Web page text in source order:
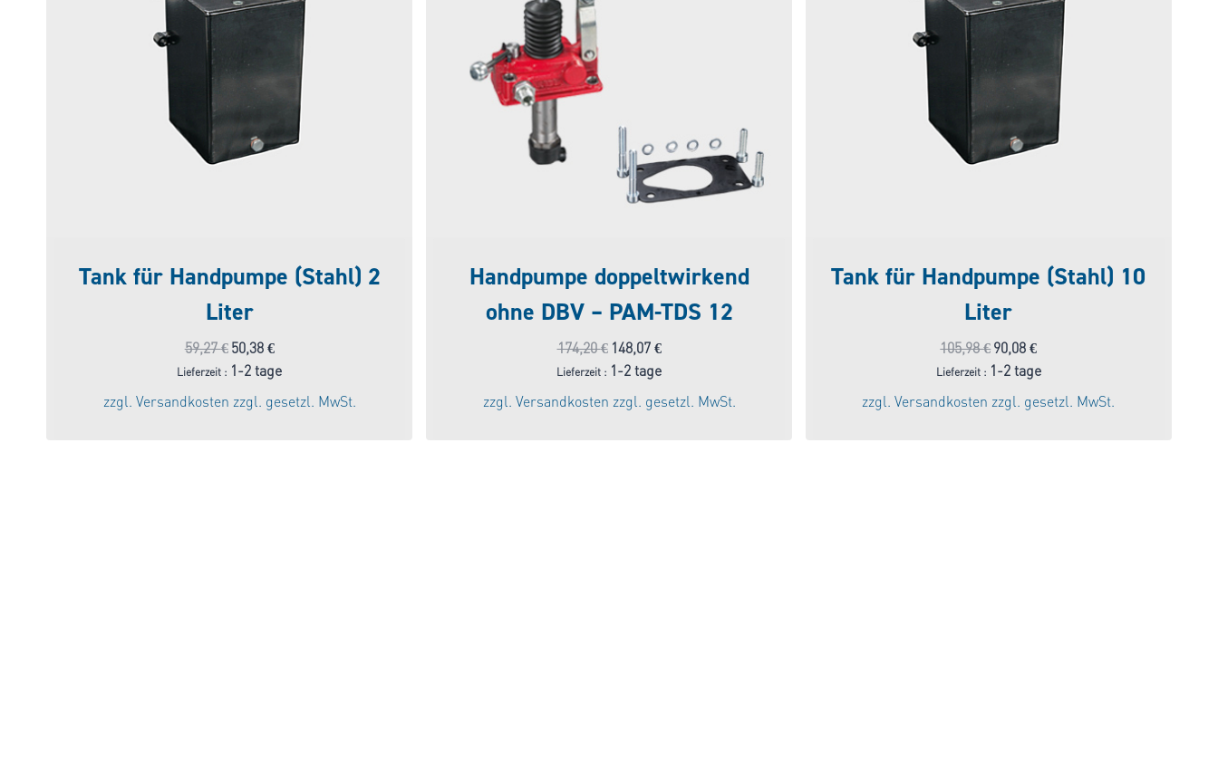
Tank für Handpumpe (Stahl) 2
Liter
59,27€ Ursprünglicher
Preis
war:
59,27 €
50,38 €Aktueller
Preis
Lieferzeit : 1-2 tage
zzgl. Versandkosten zzgl. gesetzl. MwSt.
Handpumpe doppeltwirkend
ohne DBV – PAM-TDS 12
174,20€ Ursprünglicher
Preis
war:
174,20 €
148,07 €Aktueller
Preis
Lieferzeit : 1-2 tage
zzgl. Versandkosten zzgl. gesetzl. MwSt.
Tank für Handpumpe (Stahl) 10
Liter
105,98€Ursprünglicher
Preis
war:
105,98 €
90,08€Aktueller
Preis
Lieferzeit : 1-2 tage
zzgl.Versandkosten zzgl. gesetzl. MwSt.